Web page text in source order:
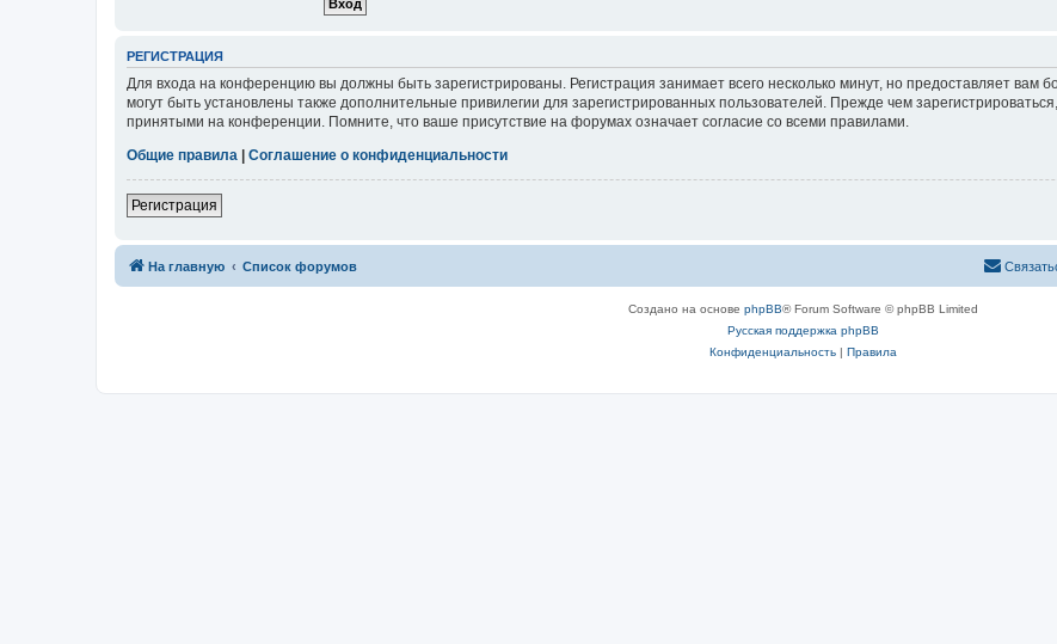
РЕГИСТРАЦИЯ
Для входа на конференцию вы должны быть зарегистрированы. Регистрация занимает всего несколько минут, но предоставляет
могут быть установлены также дополнительные привилегии для зарегистрированных пользователей. Прежде чем
принятыми на конференции. Помните, что ваше присутствие на форумах означает согласие со всеми правилами.
Общие правила
Соглашение о конфиденциальности
Регистрация
На главную Список форумов
Создано на основе phpBB® Forum Software © phpBB Limited
Русская поддержка phpBB
Конфиденциальность| Правила